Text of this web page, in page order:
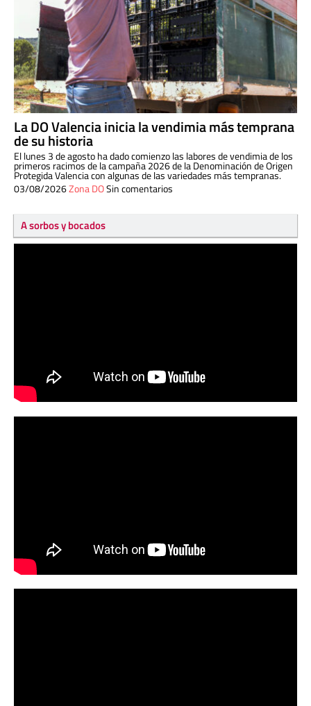
La DO Valencia inicia la vendimia más temprana
de su historia
El lunes 3 de agosto ha dado comienzo las labores de vendimia de los
primeros racimos de la campaña 2026 de la Denominación de Origen
Protegida Valencia con algunas de las variedades más tempranas.
03/08/2026Zona DOSin comentarios
A sorbos y bocados